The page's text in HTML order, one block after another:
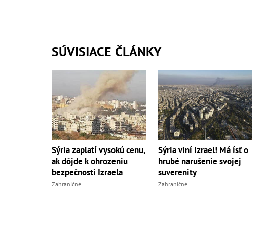
SÚVISIACE ČLÁNKY
Sýria zaplatí vysokú cenu,
ak dôjde k ohrozeniu
bezpečnosti Izraela
Zahraničné
Sýria viní Izrael! Má ísť o
hrubé narušenie svojej
suverenity
Zahraničné